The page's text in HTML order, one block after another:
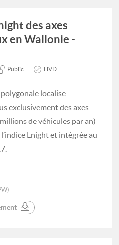
des axes
en Wallonie -
Public HVD
localise
exclusivement des axes
de véhicules par an)
Lnight et intégrée au